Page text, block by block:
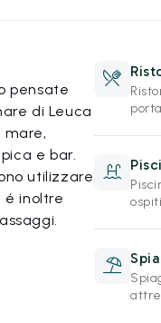
pensate
di Leuca
mare,
e bar.
utilizzare
inoltre